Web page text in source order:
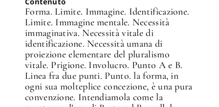
Forma. Limite. Immagine. Identificazione.
Limite. Immagine mentale. Necessità
immaginativa. Necessità vitale di
identificazione. Necessità umana di
proiezione elementare del pluralismo
vitale. Prigione. Involucro. Punto A e B.
Linea fra due punti. Punto. la forma, in
ogni sua molteplice concezione, è una pura
convenzione. Intendiamola come la